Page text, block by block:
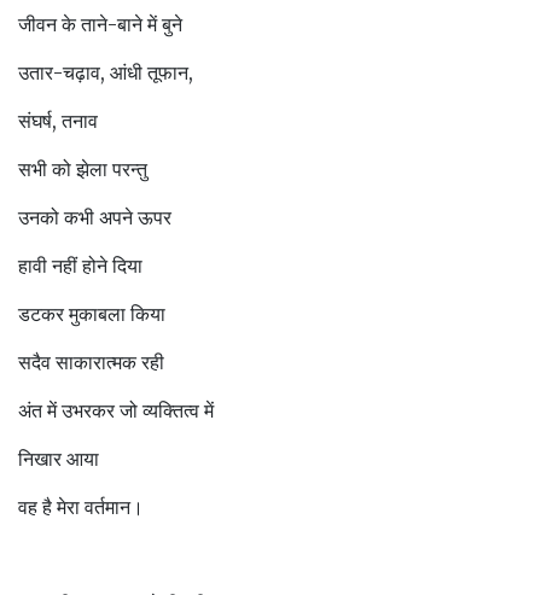
जीवन के ताने-बाने में बुने
उतार-चढ़ाव, आंधी तूफान,
संघर्ष, तनाव
सभी को झेला परन्तु
उनको कभी अपने ऊपर
हावी नहीं होने दिया
डटकर मुकाबला किया
सदैव साकारात्मक रही
अंत में उभरकर जो व्यक्तित्व में
निखार आया
वह है मेरा वर्तमान।